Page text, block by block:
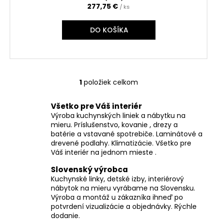
277,75 € / ks
DO KOŠÍKA
O
l
á
d
a
c
e
p
r
v
1položiek celkom
Všetko pre Váš interiér
Výroba kuchynských liniek a nábytku na
mieru. Príslušenstvo, kovanie , drezy a
batérie a vstavané spotrebiče. Laminátové a
drevené podlahy. Klimatizácie. Všetko pre
Váš interiér na jednom mieste .
Slovenský výrobca
Kuchynské linky, detské izby, interiérový
nábytok na mieru vyrábame na Slovensku.
Výroba a montáž u zákazníka ihneď po
potvrdení vizualizácie a objednávky. Rýchle
dodanie.